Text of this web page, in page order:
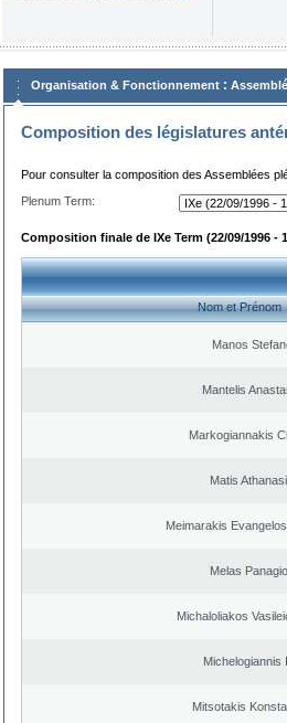
Organisation & Fonctionnement :
Composition des législatures
Pour consulter la composition des Assemblées
Plenum Term:
Composition finale de IXe Term (22/09/1996 -
Nom et Prénom
Manos
Mantelis
Markogiannakis
Matis
Meimarakis
Melas
Michaloliakos
Michelogiannis
Mitsotakis